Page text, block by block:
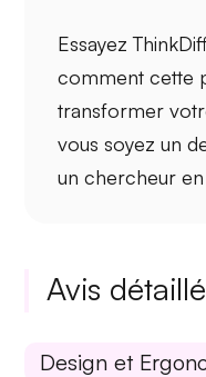
Essayez
comment cette
transformer
vous soyez un
un chercheur
Avis
Design et